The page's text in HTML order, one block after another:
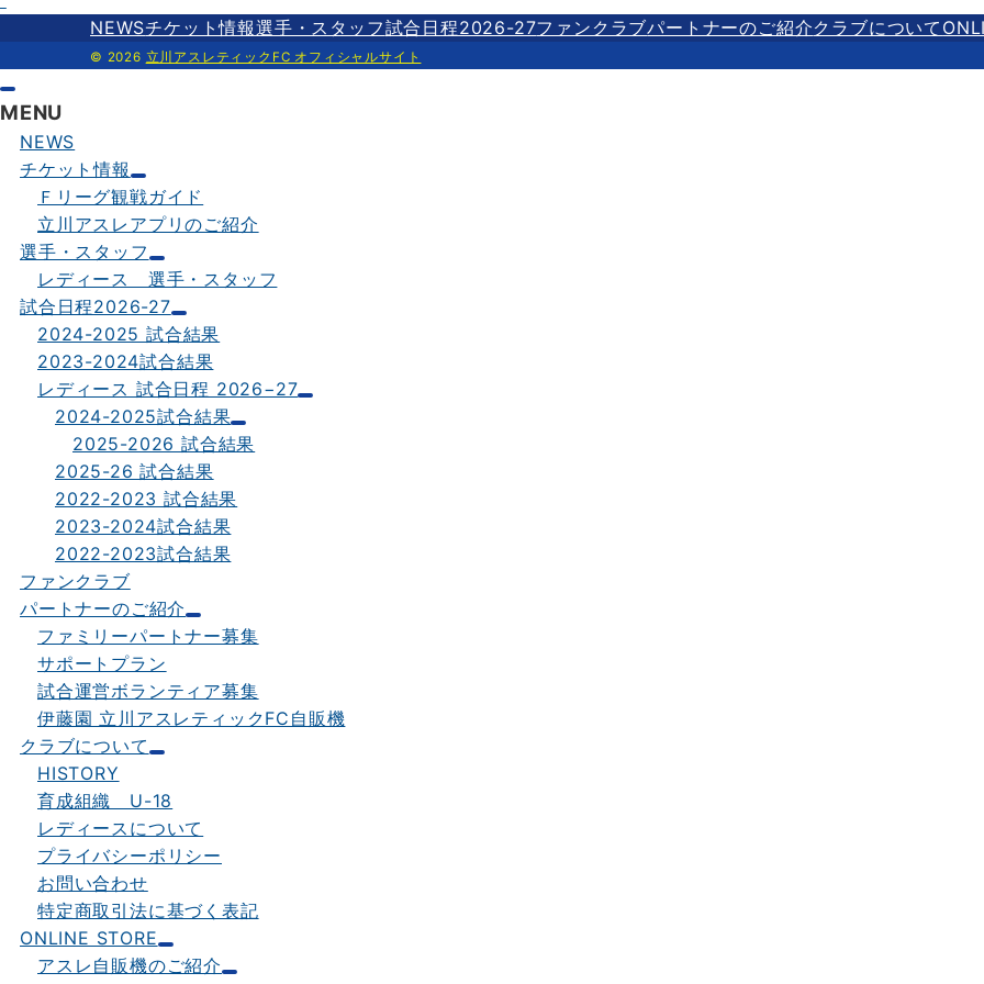
NEWSチケット情報選手・スタッフ試合日程2026-27ファンクラブパートナーのご紹介クラブについて
© 2026 立川アスレティックFC オフィシャルサイト
MENU
NEWS
チケット情報
Ｆリーグ観戦ガイド
立川アスレアプリのご紹介
選手・スタッフ
レディース 選手・スタッフ
試合日程2026-27
2024-2025 試合結果
2023-2024試合結果
レディース 試合日程 2026−27
2024-2025試合結果
2025-2026 試合結果
2025-26 試合結果
2022-2023 試合結果
2023-2024試合結果
2022-2023試合結果
ファンクラブ
パートナーのご紹介
ファミリーパートナー募集
サポートプラン
試合運営ボランティア募集
伊藤園 立川アスレティックFC自販機
クラブについて
HISTORY
育成組織 U-18
レディースについて
プライバシーポリシー
お問い合わせ
特定商取引法に基づく表記
ONLINE STORE
アスレ自販機のご紹介